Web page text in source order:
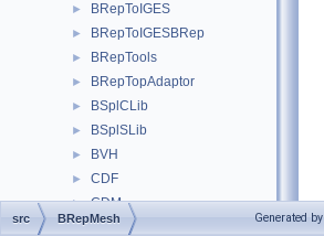
► BRepToIGES
► BRepToIGESBRep
► BRepTools
► BRepTopAdaptor
► BSplCLib
► BSplSLib
► BVH
► CDF
► CDM
► ChFi2d
src BRepMesh Generated by